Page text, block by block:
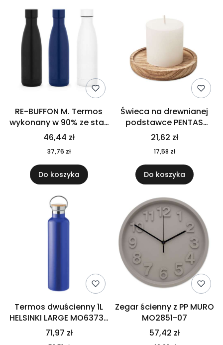
RE-BUFFON M. Termos
wykonany w 90% ze stali
nierdzewnej
pochodzącej z
recyklingu 520 ml 94294
46,44 zł
37,76 zł
Do koszyka
Świeca na drewnianej
podstawce PENTAS
MO6282-40
21,62 zł
17,58 zł
Do koszyka
Termos dwuścienny 1L
HELSINKI LARGE MO6373-
04
71,97 zł
Zegar ścienny z PP MURO
MO2851-07
57,42 zł